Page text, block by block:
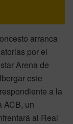
arranca
por el
Arena de
este
a la
ACB, un
al Real